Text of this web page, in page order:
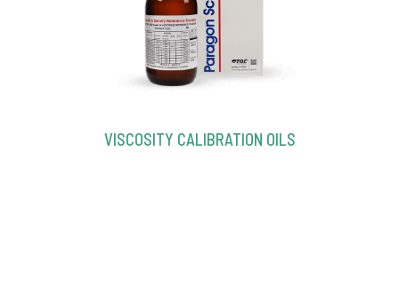
VISCOSITY CALIBRATION OILS